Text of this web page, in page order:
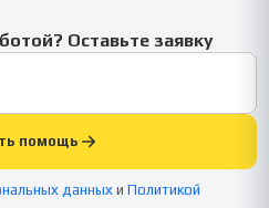
Оставьте заявку
помощь
данных и Политикой